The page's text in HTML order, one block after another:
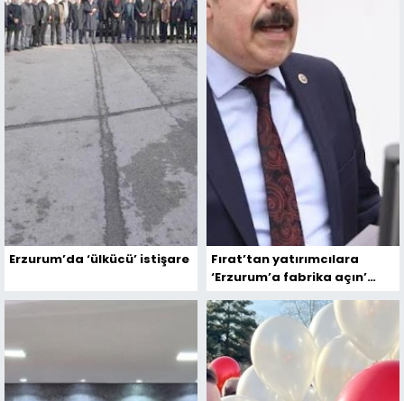
Erzurum’da ‘ülkücü’ istişare
Fırat’tan yatırımcılara
‘Erzurum’a fabrika açın’